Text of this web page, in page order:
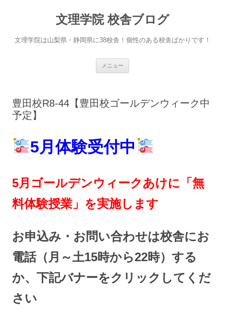
文理学院 校舎ブログ
文理学院は山梨県・静岡県に38校舎！個性のある校舎ばかりです！
メニュー
ス
豊田校R8-44【豊田校ゴールデンウィーク中
予定】
5月体験受付中
5月ゴールデンウィークあけに「無
料体験授業」を実施します
お申込み・お問い合わせは校舎にお
電話（月～土15時から22時）する
か、下記バナーをクリックしてくだ
さい